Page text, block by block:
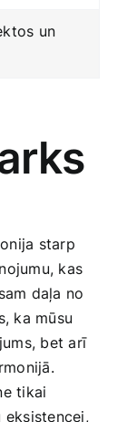
un
starp
kas
​daļa ⁣no
ka mūsu
bet arī
tikai
eksistencei,‍